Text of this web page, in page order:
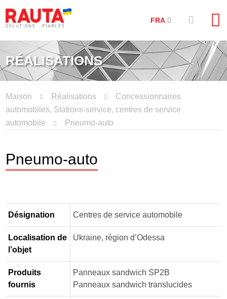
FRA
RÉALISATIONS
Maison Réalisations
Concessionnaires
automobiles, Stations-service, centres de service
automobile
Pneumo-auto
Pneumo-auto
Désignation Centres de service automobile
Localisation de
l’objet
Ukraine, région d’Odessa
Produits
fournis
Panneaux sandwich SP2B
Panneaux sandwich translucides